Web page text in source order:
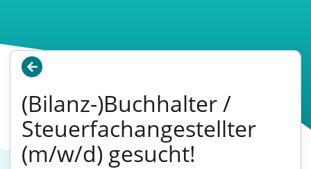
(Bilanz-)Buchhalter /
Steuerfachangestellter
(m/w/d) gesucht!